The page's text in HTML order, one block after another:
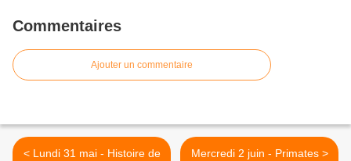
Commentaires
Ajouter un commentaire
< Lundi 31 mai - Histoire de
Mercredi 2 juin - Primates >